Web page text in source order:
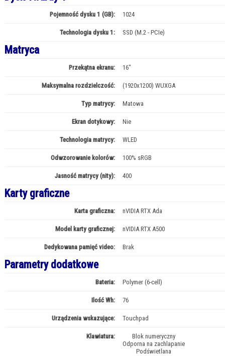
Pojemność dysku 1 (GB): 1024
Technologia dysku 1: SSD (M.2 - PCIe)
Matryca
Przekątna ekranu: 16"
Maksymalna rozdzielczość: (1920x1200) WUXGA
Typ matrycy: Matowa
Ekran dotykowy: Nie
Technologia matrycy: WLED
Odwzorowanie kolorów: 100% sRGB
Jasność matrycy (nity): 400
Karty graficzne
Karta graficzna: nVIDIA RTX Ada
Model karty graficznej: nVIDIA RTX A500
Dedykowana pamięć video: Brak
Parametry dodatkowe
Bateria: Polymer (6-cell)
Ilość Wh: 76
Urządzenia wskazujące: Touchpad
Klawiatura:
Blok numeryczny
Odporna na zachlapanie
Podświetlana